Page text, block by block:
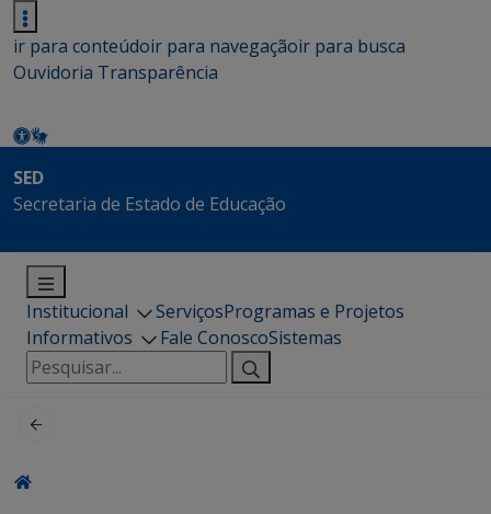
ir para conteúdoir para navegaçãoir para busca
Ouvidoria Transparência
SED
Secretaria de Estado de Educação
Institucional ServiçosProgramas e Projetos
Informativos
Fale ConoscoSistemas
Pesquisar
por: